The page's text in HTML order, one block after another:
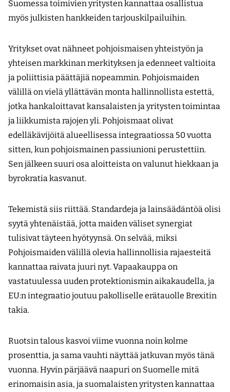
Suomessa toimivien yritysten kannattaa osallistua
myös julkisten hankkeiden tarjouskilpailuihin.
Yritykset ovat nähneet pohjoismaisen yhteistyön ja
yhteisen markkinan merkityksen ja edenneet valtioita
ja poliittisia päättäjiä nopeammin. Pohjoismaiden
välillä on vielä yllättävän monta hallinnollista estettä,
jotka hankaloittavat kansalaisten ja yritysten toimintaa
ja liikkumista rajojen yli. Pohjoismaat olivat
edelläkävijöitä alueellisessa integraatiossa 50 vuotta
sitten, kun pohjoismainen passiunioni perustettiin.
Sen jälkeen suuri osa aloitteista on valunut hiekkaan ja
byrokratia kasvanut.
Tekemistä siis riittää. Standardeja ja lainsäädäntöä olisi
syytä yhtenäistää, jotta maiden väliset synergiat
tulisivat täyteen hyötyynsä. On selvää, miksi
Pohjoismaiden välillä olevia hallinnollisia rajaesteitä
kannattaa raivata juuri nyt. Vapaakauppa on
vastatuulessa uuden protektionismin aikakaudella, ja
EU:n integraatio joutuu pakolliselle erätauolle Brexitin
takia.
Ruotsin talous kasvoi viime vuonna noin kolme
prosenttia, ja sama vauhti näyttää jatkuvan myös tänä
vuonna. Hyvin pärjäävä naapuri on Suomelle mitä
erinomaisin asia, ja suomalaisten yritysten kannattaa